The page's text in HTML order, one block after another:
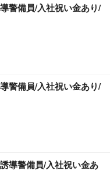
警備員/入社祝い金あり/
警備員/入社祝い金あり/
導警備員/入社祝い金あ